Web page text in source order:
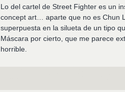
Lo del cartel de Street Fighter es un
concept art… aparte que no es Chun
superpuesta en la silueta de un tipo
Máscara por cierto, que me parece
horrible.